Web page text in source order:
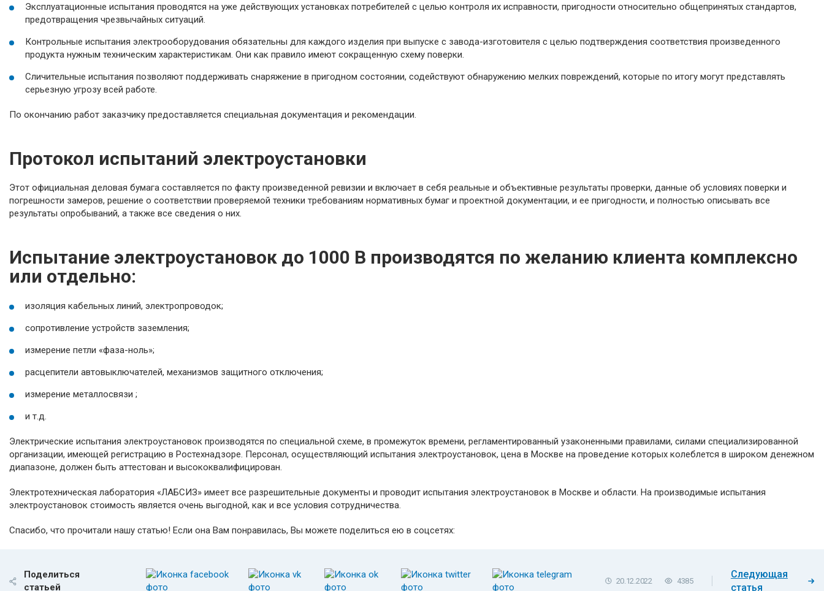
Эксплуатационные испытания проводятся на уже действующих установках потребителей с целью контроля их исправности, пригодности относительно общепринятых стандартов,
предотвращения чрезвычайных ситуаций.
Контрольные испытания электрооборудования обязательны для каждого изделия при выпуске с завода-изготовителя с целью подтверждения соответствия произведенного
продукта нужным техническим характеристикам. Они как правило имеют сокращенную схему поверки.
Сличительные испытания позволяют поддерживать снаряжение в пригодном состоянии, содействуют обнаружению мелких повреждений, которые по итогу могут представлять
серьезную угрозу всей работе.
По окончанию работ заказчику предоставляется специальная документация и рекомендации.
Протокол испытаний электроустановки
Этот официальная деловая бумага составляется по факту произведенной ревизии и включает в себя реальные и объективные результаты проверки, данные об условиях поверки и
погрешности замеров, решение о соответствии проверяемой техники требованиям нормативных бумаг и проектной документации, и ее пригодности, и полностью описывать все
результаты опробываний, а также все сведения о них.
Испытание электроустановок до 1000 В производятся по желанию клиента комплексно
или отдельно:
изоляция кабельных линий, электропроводок;
сопротивление устройств заземления;
измерение петли «фаза-ноль»;
расцепители автовыключателей, механизмов защитного отключения;
измерение металлосвязи ;
и т.д.
Электрические испытания электроустановок производятся по специальной схеме, в промежуток времени, регламентированный узаконенными правилами, силами специализированной
организации, имеющей регистрацию в Ростехнадзоре. Персонал, осуществляющий испытания электроустановок, цена в Москве на проведение которых колеблется в широком денежном
диапазоне, должен быть аттестован и высококвалифицирован.
Электротехническая лаборатория «ЛАБСИЗ» имеет все разрешительные документы и проводит испытания электроустановок в Москве и области. На производимые испытания
электроустановок стоимость является очень выгодной, как и все условия сотрудничества.
Спасибо, что прочитали нашу статью! Если она Вам понравилась, Вы можете поделиться ею в соцсетях:
Поделиться
статьей
20.12.2022 4385
Следующая
статья